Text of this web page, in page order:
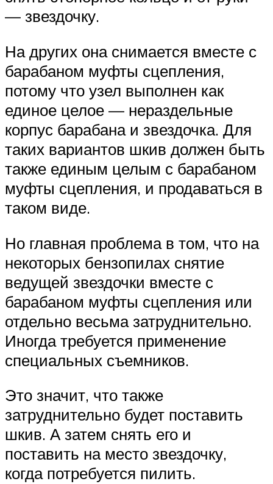
— звездочку.
На других она снимается вместе с
барабаном муфты сцепления,
потому что узел выполнен как
единое целое — нераздельные
корпус барабана и звездочка. Для
таких вариантов шкив должен быть
также единым целым с барабаном
муфты сцепления, и продаваться в
таком виде.
Но главная проблема в том, что на
некоторых бензопилах снятие
ведущей звездочки вместе с
барабаном муфты сцепления или
отдельно весьма затруднительно.
Иногда требуется применение
специальных съемников.
Это значит, что также
затруднительно будет поставить
шкив. А затем снять его и
поставить на место звездочку,
когда потребуется пилить.